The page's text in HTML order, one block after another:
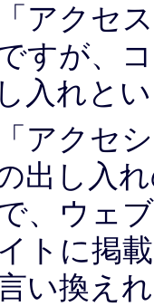
アクセ
すが、
入れと
アクセ
出し入
、ウェ
トに掲
い換え